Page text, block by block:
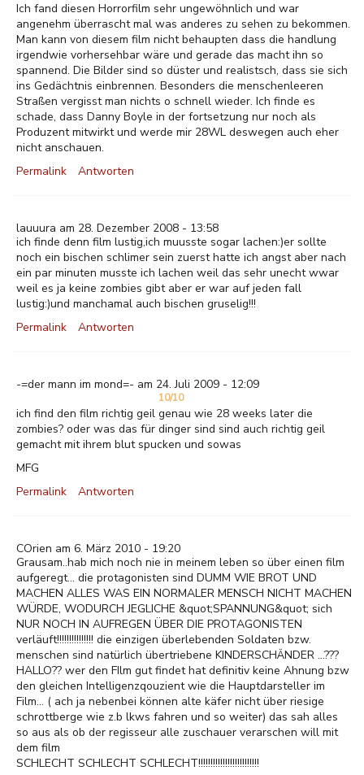
Ich fand diesen Horrorfilm sehr ungewöhnlich und war
angenehm überrascht mal was anderes zu sehen zu bekommen.
Man kann von diesem film nicht behaupten dass die handlung
irgendwie vorhersehbar wäre und gerade das macht ihn so
spannend. Die Bilder sind so düster und realistsch, dass sie sich
ins Gedächtnis einbrennen. Besonders die menschenleeren
Straßen vergisst man nichts o schnell wieder. Ich finde es
schade, dass Danny Boyle in der fortsetzung nur noch als
Produzent mitwirkt und werde mir 28WL deswegen auch eher
nicht anschauen.
Permalink
Antworten
lauuura am 28. Dezember 2008 - 13:58
ich finde denn film lustig,ich muusste sogar lachen:)er sollte
noch ein bischen schlimer sein zuerst hatte ich angst aber nach
ein par minuten musste ich lachen weil das sehr unecht wwar
weil es ja keine zombies gibt aber er war auf jeden fall
lustig:)und manchamal auch bischen gruselig!!!
Permalink
Antworten
-=der mann im mond=- am 24. Juli 2009 - 12:09
10/10
ich find den film richtig geil genau wie 28 weeks later die
zombies? oder was das für dinger sind sind auch richtig geil
gemacht mit ihrem blut spucken und sowas
MFG
Permalink
Antworten
COrien am 6. März 2010 - 19:20
Grausam..hab mich noch nie in meinem leben so über einen film
aufgeregt... die protagonisten sind DUMM WIE BROT UND
MACHEN ALLES WAS EIN NORMALER MENSCH NICHT MACHEN
WÜRDE, WODURCH JEGLICHE &quot;SPANNUNG&quot; sich
NUR NOCH IN AUFREGEN ÜBER DIE PROTAGONISTEN
verläuft!!!!!!!!!!!!!!! die einzigen überlebenden Soldaten bzw.
menschen sind natürlich übertriebene KINDERSCHÄNDER ...???
HALLO?? wer den FIlm gut findet hat definitiv keine Ahnung bzw
den gleichen Intelligenzqouzient wie die Hauptdarsteller im
Film... ( ach ja nebenbei können alte käfer nicht über riesige
schrottberge wie z.b lkws fahren und so weiter) das sah alles
so aus als ob der regisseur alle zuschauer verarschen will mit
dem film
SCHLECHT SCHLECHT SCHLECHT!!!!!!!!!!!!!!!!!!!!!!!!!